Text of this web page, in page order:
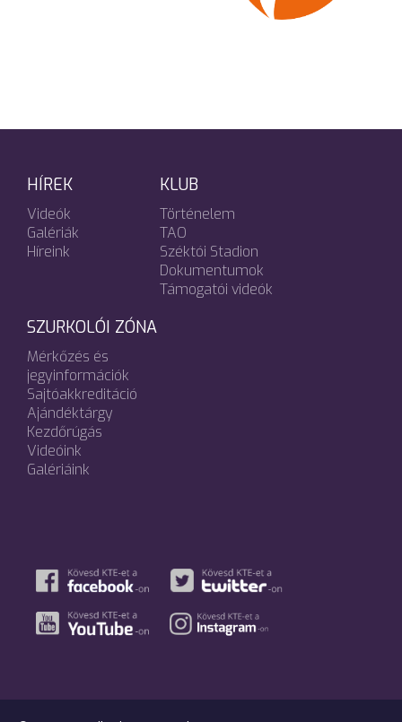
HÍREK
Videók
Galériák
Híreink
KLUB
Történelem
TAO
Széktói Stadion
Dokumentumok
Támogatói videók
SZURKOLÓI ZÓNA
Mérkőzés és
jegyinformációk
Sajtóakkreditáció
Ajándéktárgy
Kezdőrúgás
Videóink
Galériáink